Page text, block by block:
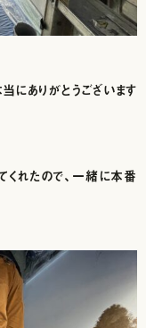
にありがとうございます
れたので、一緒に本番